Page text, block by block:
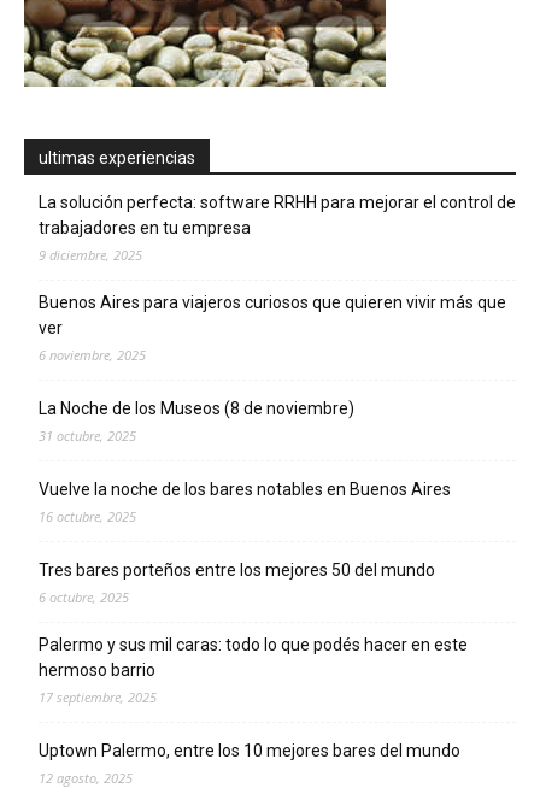
ultimas experiencias
La solución perfecta: software RRHH para mejorar el control de
trabajadores en tu empresa
9 diciembre, 2025
Buenos Aires para viajeros curiosos que quieren vivir más que
ver
6 noviembre, 2025
La Noche de los Museos (8 de noviembre)
31 octubre, 2025
Vuelve la noche de los bares notables en Buenos Aires
16 octubre, 2025
Tres bares porteños entre los mejores 50 del mundo
6 octubre, 2025
Palermo y sus mil caras: todo lo que podés hacer en este
hermoso barrio
17 septiembre, 2025
Uptown Palermo, entre los 10 mejores bares del mundo
12 agosto, 2025